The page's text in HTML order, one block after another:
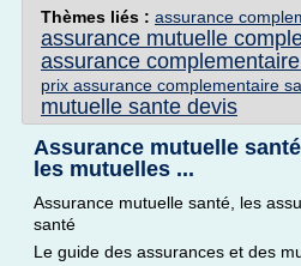
Thèmes liés : assurance
assurance mutuelle
assurance
prix assurance complementaire
mutuelle sante devis
Assurance mutuelle
les mutuelles ...
Assurance mutuelle santé, les
santé
Le guide des assurances et des